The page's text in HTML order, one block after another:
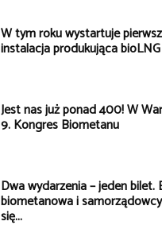
W tym roku wystartuje
instalacja produkująca bioLNG
Jest nas już ponad 400! W
9. Kongres Biometanu
Dwa wydarzenia – jeden bilet.
biometanowa i
się...